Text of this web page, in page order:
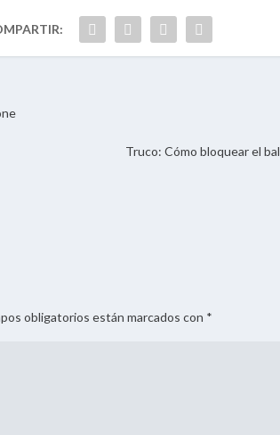
Truco: Cómo bloquear el
obligatorios están marcados con *